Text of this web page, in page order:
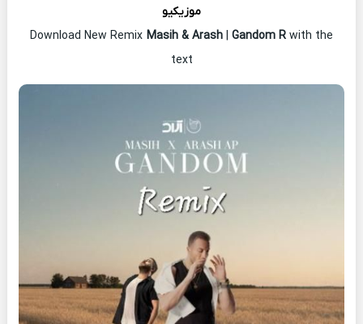
موزیکیو
Download New Remix Masih & Arash | Gandom R with the
text